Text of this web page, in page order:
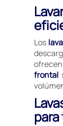
Los
frontal